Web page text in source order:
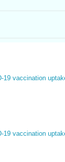
vaccination
vaccination